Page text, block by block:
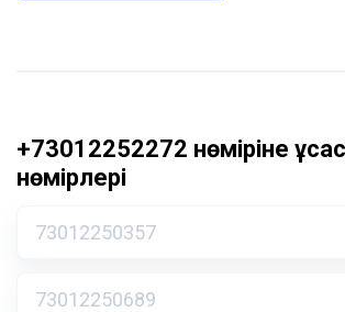
+73012252272 нөміріне
нөмірлері
73012250357
73012250689